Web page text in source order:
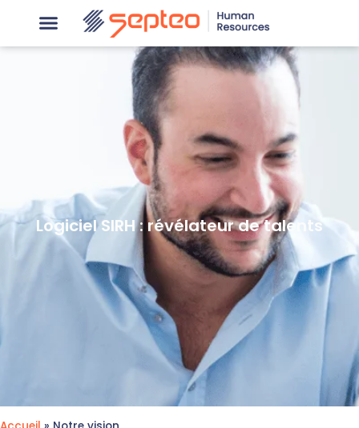
Logiciel SIRH : révélateur de talents